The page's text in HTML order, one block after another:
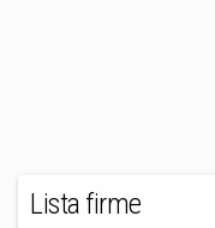
Lista firme